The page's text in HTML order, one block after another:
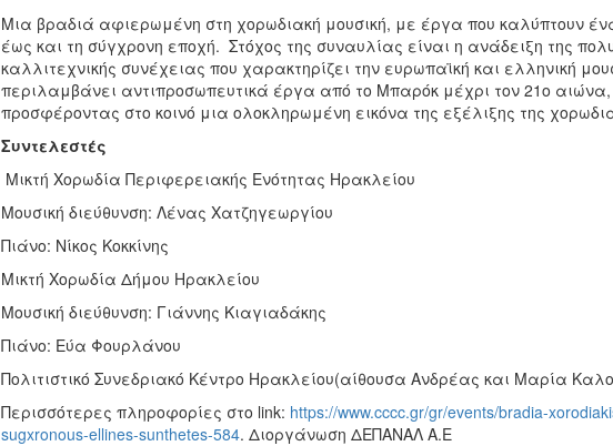
Μια βραδιά αφιερωμένη στη χορωδιακή μουσική, με έργα που καλύπτουν
έως και τη σύγχρονη εποχή. Στόχος της συναυλίας είναι η ανάδειξη της
καλλιτεχνικής συνέχειας που χαρακτηρίζει την ευρωπαϊκή και ελληνική
περιλαμβάνει αντιπροσωπευτικά έργα από το Μπαρόκ μέχρι τον 21ο
προσφέροντας στο κοινό μια ολοκληρωμένη εικόνα της εξέλιξης της
Συντελεστές
Μικτή Χορωδία Περιφερειακής Ενότητας Ηρακλείου
Μουσική διεύθυνση: Λένας Χατζηγεωργίου
Πιάνο: Νίκος Κοκκίνης
Μικτή Χορωδία Δήμου Ηρακλείου
Μουσική διεύθυνση: Γιάννης Κιαγιαδάκης
Πιάνο: Εύα Φουρλάνου
Πολιτιστικό Συνεδριακό Κέντρο Ηρακλείου(αίθουσα Ανδρέας και Μαρία
Περισσότερες πληροφορίες στο link: https://www.cccc.gr/gr/events/bradia-
sugxronous-ellines-sunthetes-584. Διοργάνωση ΔΕΠΑΝΑΛ Α.Ε